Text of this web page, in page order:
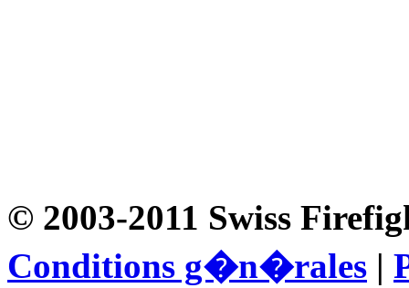
© 2003-2011 Swiss
Conditions g�n�rales |